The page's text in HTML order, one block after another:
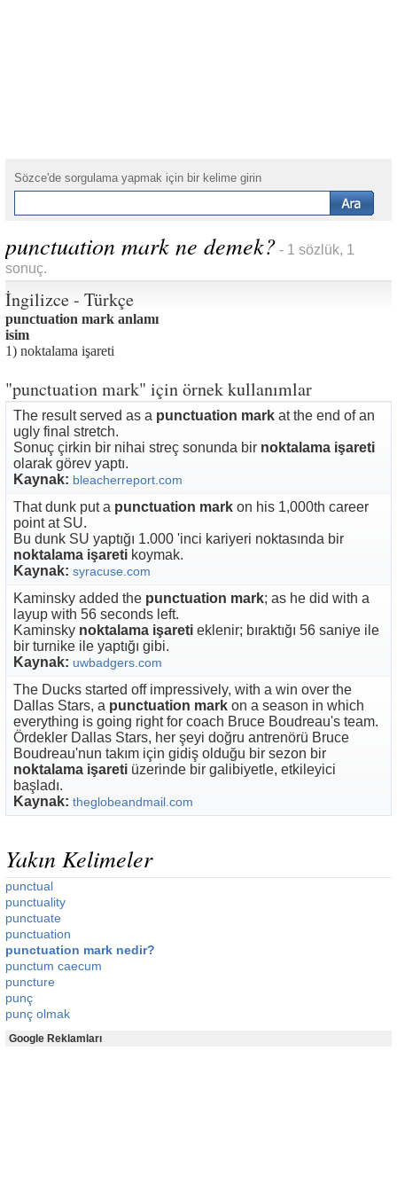
Sözce'de sorgulama yapmak için bir kelime girin
punctuation mark ne demek? - 1 sözlük, 1
sonuç.
İngilizce - Türkçe
punctuation mark anlamı
isim
1) noktalama işareti
"punctuation mark" için örnek kullanımlar
The result served as a punctuation mark at the end of an
ugly final stretch.
Sonuç çirkin bir nihai streç sonunda bir noktalama işareti
olarak görev yaptı.
Kaynak: bleacherreport.com
That dunk put a punctuation mark on his 1,000th career
point at SU.
Bu dunk SU yaptığı 1.000 'inci kariyeri noktasında bir
noktalama işareti koymak.
Kaynak: syracuse.com
Kaminsky added the punctuation mark; as he did with a
layup with 56 seconds left.
Kaminsky noktalama işareti eklenir; bıraktığı 56 saniye ile
bir turnike ile yaptığı gibi.
Kaynak: uwbadgers.com
The Ducks started off impressively, with a win over the
Dallas Stars, a punctuation mark on a season in which
everything is going right for coach Bruce Boudreau's team.
Ördekler Dallas Stars, her şeyi doğru antrenörü Bruce
Boudreau'nun takım için gidiş olduğu bir sezon bir
noktalama işareti üzerinde bir galibiyetle, etkileyici
başladı.
Kaynak: theglobeandmail.com
Yakın Kelimeler
punctual
punctuality
punctuate
punctuation
punctuation mark nedir?
punctum caecum
puncture
punç
punç olmak
Google Reklamları